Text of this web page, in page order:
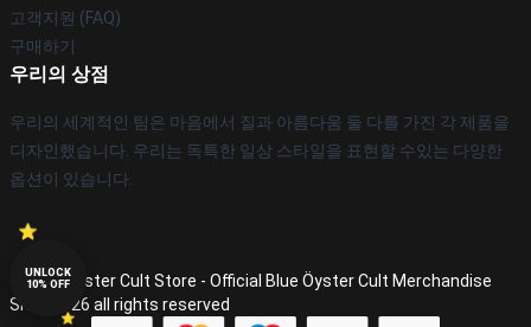
고객지원 (FAQ)
구매하기
우리의 상점
우리의 세계적인 팀은 마음에서 질과 아름다움 둘 다를 가진 각 제품을
디자인했습니다. 우리는 독특한 일상 스타일을 표현할 수있는 다양한
옵션이 있습니다.
© Blue Öyster Cult Store - Official Blue Öyster Cult Merchandise
Shop 2026 all rights reserved
UNLOCK
10% OFF